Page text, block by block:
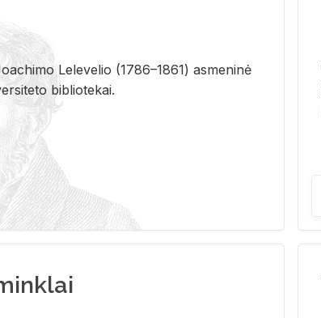
Le­le­ve­lio (1786–1861) as­me­ni­nė
bi­b­lio­te­kai.